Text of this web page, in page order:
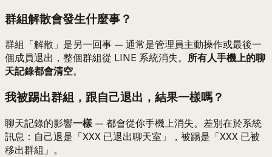
群組解散會發生什麼事？
群組「解散」是另一回事 — 通常是管理員主動操作或最後一
個成員退出，整個群組從 LINE 系統消失。 所有人手機上的聊
天記錄都會清空。
我被踢出群組，跟自己退出，結果一樣嗎？
聊天記錄的影響一樣— 都會從你手機上消失。差別在於系統
訊息：自己退是「XXX 已退出聊天室」，被踢是「XXX 已被
移出群組」。